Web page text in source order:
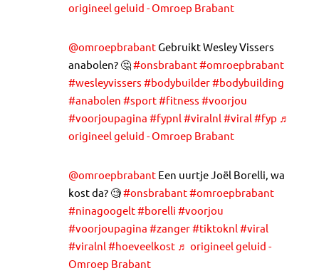
origineel geluid - Omroep Brabant
@omroepbrabantGebruikt Wesley Vissers
anabolen? 🤔#onsbrabant#omroepbrabant
#wesleyvissers #bodybuilder#bodybuilding
#anabolen #sport#fitness #voorjou
#voorjoupagina #fypnl #viralnl #viral #fyp ♬
origineel geluid - Omroep Brabant
@omroepbrabant Een uurtje Joël Borelli, wa
kost da? 🧐#onsbrabant#omroepbrabant
#ninagoogelt#borelli #voorjou
#voorjoupagina #zanger#tiktoknl #viral
#viralnl #hoeveelkost ♬ origineel geluid -
Omroep Brabant